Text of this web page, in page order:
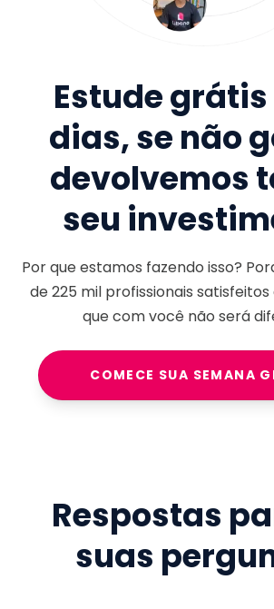
Estude grátis
dias, se não
devolvemos
seu
Por que estamos fazendo isso?
de225 milprofissionais
que com você não será
COMECE SUA SEMANA
Respostas
suas